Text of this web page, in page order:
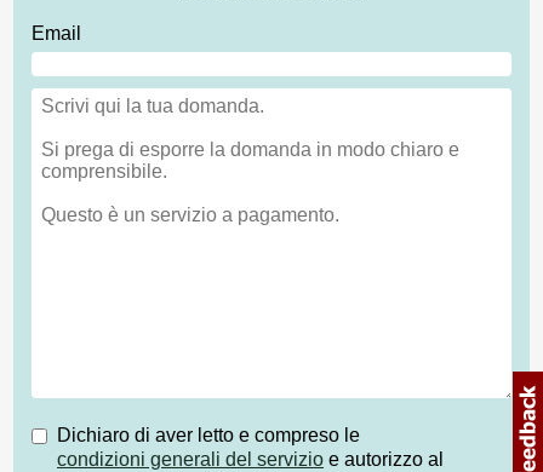
Email
Dichiaro di aver letto e compreso le
condizioni generali del servizio e autorizzo al